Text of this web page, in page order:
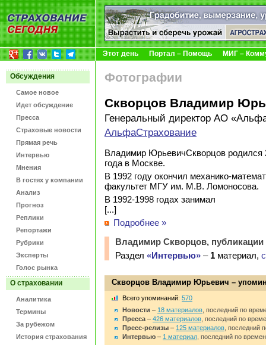
Этот день Портал – Помощь МИГ –
Обсуждения
Самое новое
Идет обсуждение
Пресса
Страховые новости
Прямая речь
Интервью
Мнения
В гостях у компании
Анализ
Прогноз
Реплики
Репортажи
Рубрики
Эксперты
Голос рынка
О страховании
Аналитика
Термины
За рубежом
История страхования
Фотографии
Скворцов Владимир
Генеральный директор АО
АльфаСтрахование
Владимир ЮрьевичСкворцов родился
года в Москве.
В 1992 году окончил механико-
факультет МГУ им. М.В. Ломоносова.
В 1992-1998 годах занимал
[...]
Подробнее »
Владимир Скворцов, публикации
Раздел «Интервью» – 1 материал,
Скворцов Владимир Юрьевич –
Bсего упоминаний: 570
Новости – 18 материалов , последний по
Пресса – 426 материалов , последний по
Пресс-релизы – 125 материалов , последний
Интервью – 1 материал , последний по